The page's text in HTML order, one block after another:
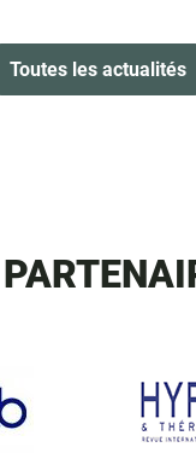
Toutes les actualités